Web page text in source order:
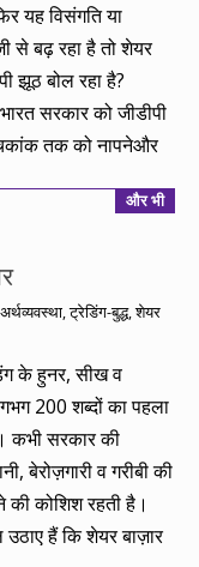
यह विसंगति या
से बढ़ रहा है तो शेयर
झूठ बोल रहा है?
सरकार को जीडीपी
तक को नापनेऔर
और भी
अर्थव्यवस्था,ट्रेडिंग-बुद्ध,शेयर
के हुनर, सीख व
200 शब्दों का पहला
कभी सरकार की
बेरोज़गारी व गरीबी की
कोशिश रहती है।
हैं कि शेयर बाज़ार